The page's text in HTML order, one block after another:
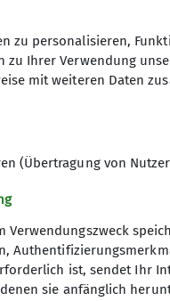
zu personalisieren,
Ihrer Verwendung
mit weiteren Daten
(Übertragung von
Verwendungszweck
ist, sendet Ihr
sie anfänglich